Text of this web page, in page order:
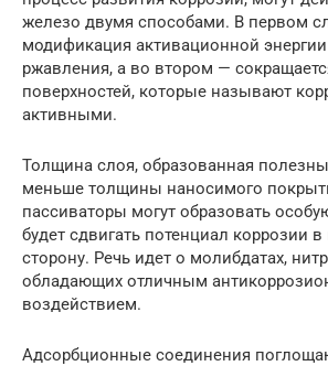
железо двумя способами. В первом
модификация активационной
ржавления, а во втором —
поверхностей, которые называют
активными.
Толщина слоя, образованная
меньше толщины наносимого
пассиваторы могут образовать
будет сдвигать потенциал коррозии
сторону. Речь идет о молибдатах,
обладающих отличным
воздействием.
Адсорбционные соединения